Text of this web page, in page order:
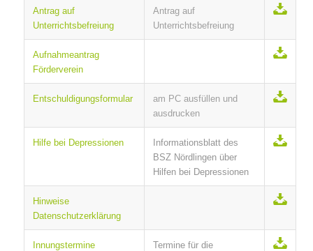
Antrag auf
Unterrichtsbefreiung
Antrag auf
Unterrichtsbefreiung
Aufnahmeantrag
Förderverein
Entschuldigungsformular
am PC ausfüllen und
ausdrucken
Hilfe bei Depressionen
Informationsblatt des
BSZ Nördlingen über
Hilfen bei Depressionen
Hinweise
Datenschutzerklärung
Innungstermine
Termine für die